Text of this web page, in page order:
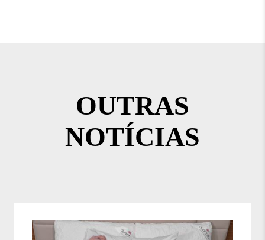
OUTRAS
NOTÍCIAS